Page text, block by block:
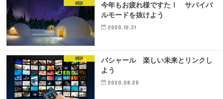
雑談
今年もお疲れ様ですた！ サバイバ
ルモードを抜けよう
2020.12.31
雑談
バシャール 楽しい未来とリンクし
よう
2020.08.28